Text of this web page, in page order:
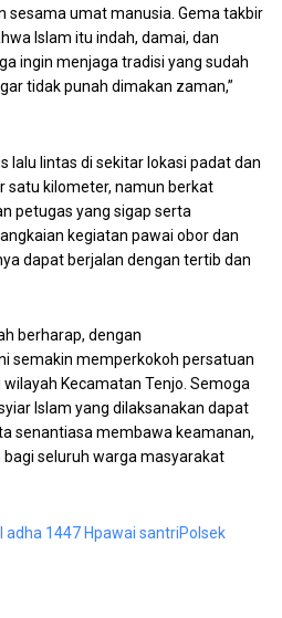
sesama umat manusia. Gema takbir
Islam itu indah, damai, dan
ingin menjaga tradisi yang sudah
tidak punah dimakan zaman,”
lalu lintas di sekitar lokasi padat dan
satu kilometer, namun berkat
petugas yang sigap serta
kegiatan pawai obor dan
dapat berjalan dengan tertib dan
berharap, dengan
semakin memperkokoh persatuan
Kecamatan Tenjo. Semoga
Islam yang dilaksanakan dapat
senantiasa membawa keamanan,
seluruh warga masyarakat
adha 1447 Hpawai santriPolsek